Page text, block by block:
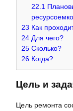
22.1
23 Как
24 Для чего?
25 Сколько?
26 Когда?
Цель и
Цель ремонта